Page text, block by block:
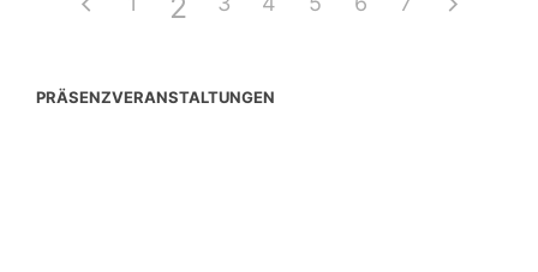
2
PRÄSENZVERANSTALTUNGEN